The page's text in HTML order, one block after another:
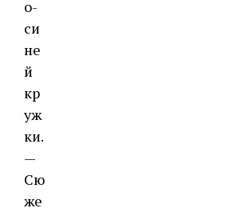
о-
си
не
й
кр
уж
ки.
—
Сю
же